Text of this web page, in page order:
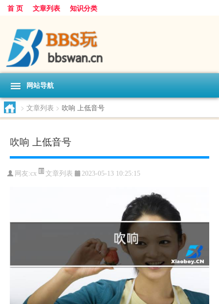
首 页 文章列表 知识分类
网站导航
> 文章列表 > 吹响 上低音号
吹响 上低音号
网友:cx 文章列表 2023-05-13 10:25:15